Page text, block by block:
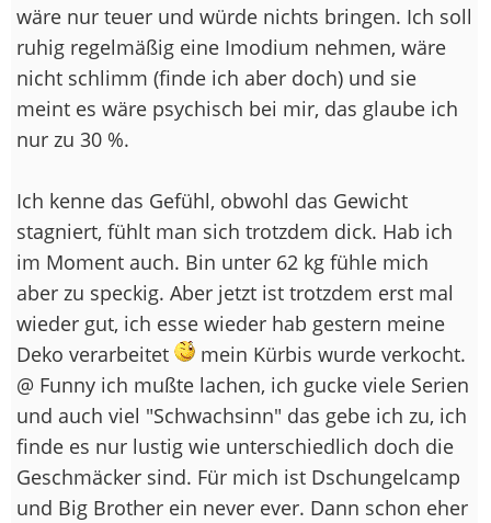
wäre nur teuer und würde nichts bringen. Ich soll
ruhig regelmäßig eine Imodium nehmen, wäre
nicht schlimm (finde ich aber doch) und sie
meint es wäre psychisch bei mir, das glaube ich
nur zu 30 %.
Ich kenne das Gefühl, obwohl das Gewicht
stagniert, fühlt man sich trotzdem dick. Hab ich
im Moment auch. Bin unter 62 kg fühle mich
aber zu speckig. Aber jetzt ist trotzdem erst mal
wieder gut, ich esse wieder hab gestern meine
Deko verarbeitet
mein Kürbis wurde verkocht.
@ Funny ich mußte lachen, ich gucke viele Serien
und auch viel "Schwachsinn" das gebe ich zu, ich
finde es nur lustig wie unterschiedlich doch die
Geschmäcker sind. Für mich ist Dschungelcamp
und Big Brother ein never ever. Dann schon eher